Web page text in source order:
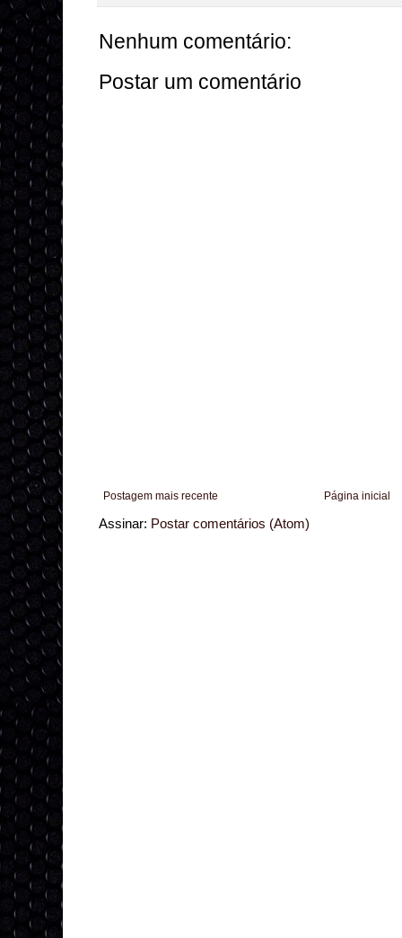
Nenhum comentário:
Postar um comentário
Postagem mais recente Página inicial
Assinar: Postar comentários (Atom)